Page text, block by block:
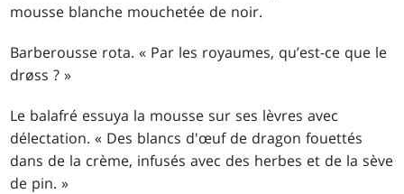
mousse blanche mouchetée de noir.
Barberousse rota. « Par les royaumes, qu’est-ce que le
drøss ? »
Le balafré essuya la mousse sur ses lèvres avec
délectation. « Des blancs d'œuf de dragon fouettés
dans de la crème, infusés avec des herbes et de la sève
de pin. »